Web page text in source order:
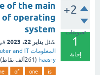
+2
تصويتات
1
إجابة
of the main
operating
system
سُئل يناير 22، 2023
المعلومات computer and IT
haasry
( 261ألف نقاط)
is
one
of